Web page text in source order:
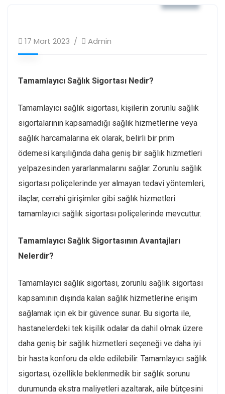
17 Mart 2023 Admin
Tamamlayıcı Sağlık Sigortası Nedir?
Tamamlayıcı sağlık sigortası, kişilerin zorunlu sağlık
sigortalarının kapsamadığı sağlık hizmetlerine veya
sağlık harcamalarına ek olarak, belirli bir prim
ödemesi karşılığında daha geniş bir sağlık hizmetleri
yelpazesinden yararlanmalarını sağlar. Zorunlu sağlık
sigortası poliçelerinde yer almayan tedavi yöntemleri,
ilaçlar, cerrahi girişimler gibi sağlık hizmetleri
tamamlayıcı sağlık sigortası poliçelerinde mevcuttur.
Tamamlayıcı Sağlık Sigortasının Avantajları
Nelerdir?
Tamamlayıcı sağlık sigortası, zorunlu sağlık sigortası
kapsamının dışında kalan sağlık hizmetlerine erişim
sağlamak için ek bir güvence sunar. Bu sigorta ile,
hastanelerdeki tek kişilik odalar da dahil olmak üzere
daha geniş bir sağlık hizmetleri seçeneği ve daha iyi
bir hasta konforu da elde edilebilir. Tamamlayıcı sağlık
sigortası, özellikle beklenmedik bir sağlık sorunu
durumunda ekstra maliyetleri azaltarak, aile bütçesini